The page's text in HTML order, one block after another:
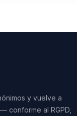
y vuelve a
conforme al RGPD,